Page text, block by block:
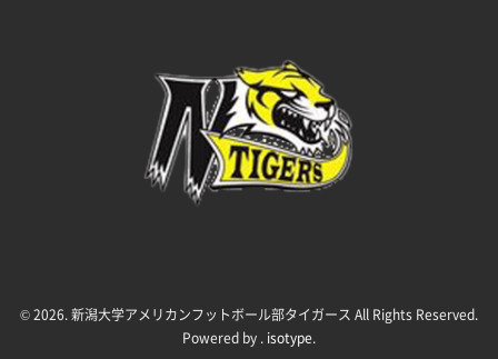
© 2026. 新潟大学アメリカンフットボール部タイガース All Rights Reserved.
Powered by . isotype